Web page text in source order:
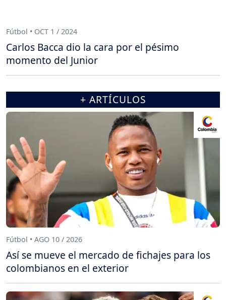
Fútbol • OCT 1 / 2024
Carlos Bacca dio la cara por el pésimo
momento del Junior
+ ARTÍCULOS
Fútbol • AGO 10 / 2026
Así se mueve el mercado de fichajes para los
colombianos en el exterior